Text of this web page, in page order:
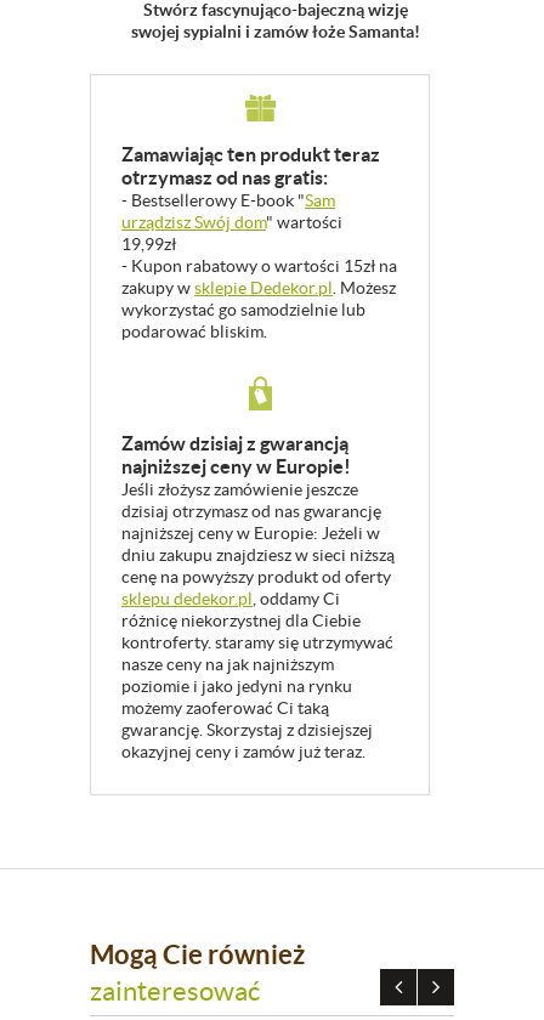
Stwórz fascynująco-bajeczną wizję
swojej sypialni i zamów łoże Samanta!
Zamawiając ten produkt teraz
otrzymasz od nas gratis:
- Bestsellerowy E-book "Sam
urządzisz Swój dom" wartości
19,99zł
- Kupon rabatowy o wartości 15zł na
zakupy wsklepie Dedekor.pl. Możesz
wykorzystać go samodzielnie lub
podarować bliskim.
Zamów dzisiaj z gwarancją
najniższej ceny w Europie!
Jeśli złożysz zamówienie jeszcze
dzisiaj otrzymasz od nas gwarancję
najniższej ceny w Europie: Jeżeli w
dniu zakupu znajdziesz w sieci niższą
cenę na powyższy produkt od oferty
sklepu dedekor.pl, oddamy Ci
różnicę niekorzystnej dla Ciebie
kontroferty. staramy się utrzymywać
nasze ceny na jak najniższym
poziomie i jako jedyni na rynku
możemy zaoferować Ci taką
gwarancję. Skorzystaj z dzisiejszej
okazyjnej ceny i zamów już teraz.
Mogą Cie również
zainteresować